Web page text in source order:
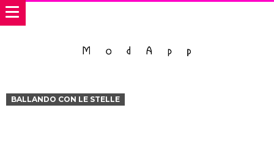
BALLANDO CON LE STELLE